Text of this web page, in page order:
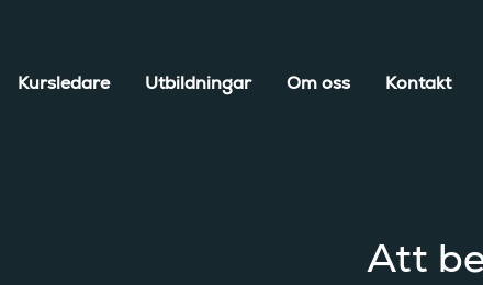
Kursledare Utbildningar Om oss Kontakt
Att